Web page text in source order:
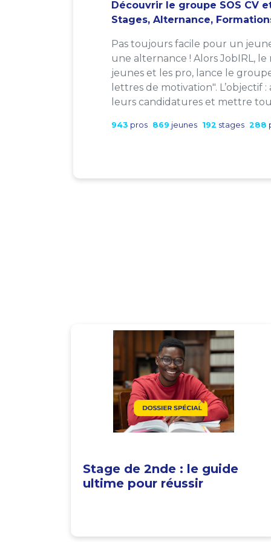
Découvrir le groupe SOS CV
Stages, Alternance,
Pas toujours facile pour un
une alternance ! Alors JobIRL,
jeunes et les pro, lance le
lettres de motivation". L’objectif
leurs candidatures et mettre
943 pros 869 jeunes 192 stages 288
Stage de 2nde : le guide
ultime pour réussir